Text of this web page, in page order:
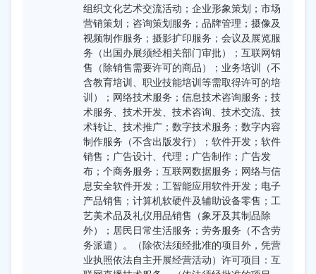
组织文化艺术交流活动；企业形象策划；市场
营销策划；咨询策划服务；品牌管理；摄像及
视频制作服务；摄影扩印服务；会议及展览服
务（出国办展须经相关部门审批）；互联网销
售（除销售需要许可的商品）；业务培训（不
含教育培训、职业技能培训等需取得许可的培
训）；网络技术服务；信息技术咨询服务；技
术服务、技术开发、技术咨询、技术交流、技
术转让、技术推广；数字技术服务；数字内容
制作服务（不含出版发行）；软件开发；软件
销售；广告设计、代理；广告制作；广告发
布；个商务服务；互联网数据服务；网络与信
息安全软件开发；工智能应用软件开发；电子
产品销售；计算机软硬件及辅助设备零售；工
艺美术品及礼仪用品销售（象牙及其制品除
外）；居民日常生活服务；劳务服务（不含劳
务派遣）。（除依法须经批准的项目外，凭营
业执照依法自主开展经营活动）许可项目：互